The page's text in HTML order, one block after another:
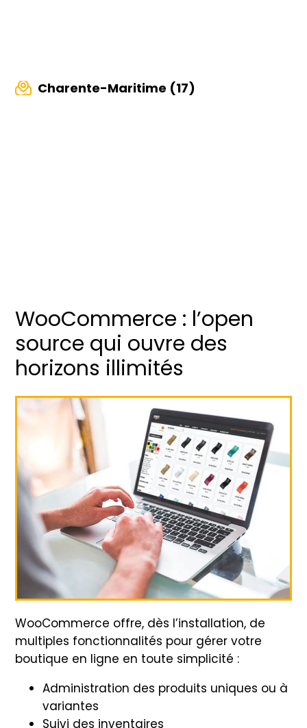
Charente-Maritime (17)
WooCommerce : l’open
source qui ouvre des
horizons illimités
WooCommerce offre, dès l’installation, de
multiples fonctionnalités pour gérer votre
boutique en ligne en toute simplicité :
Administration des produits uniques ou à
variantes
Suivi des inventaires